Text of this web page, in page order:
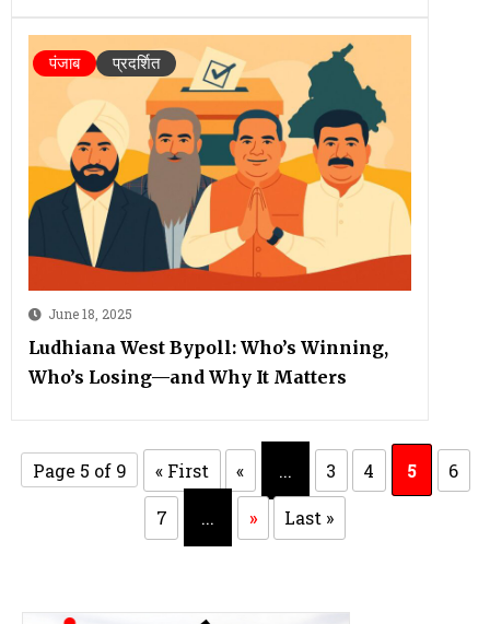
June 18, 2025
Ludhiana West Bypoll: Who’s Winning,
Who’s Losing—and Why It Matters
पंजाब प्रदर्शित
Page 5 of 9 « First « ... 3 4 5 6
7 ... » Last »